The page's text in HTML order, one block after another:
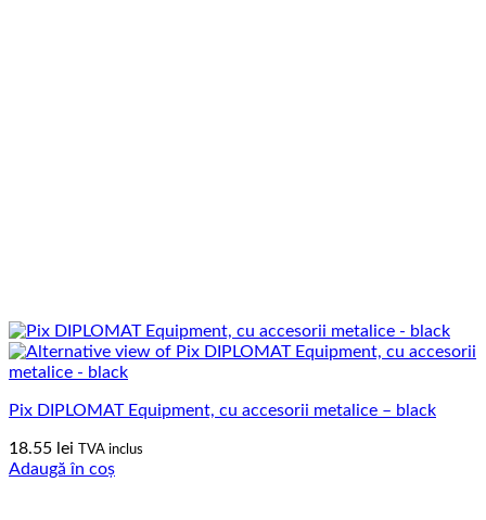
Pix DIPLOMAT Equipment, cu accesorii metalice – black
18.55 lei TVA inclus
Adaugă în coș